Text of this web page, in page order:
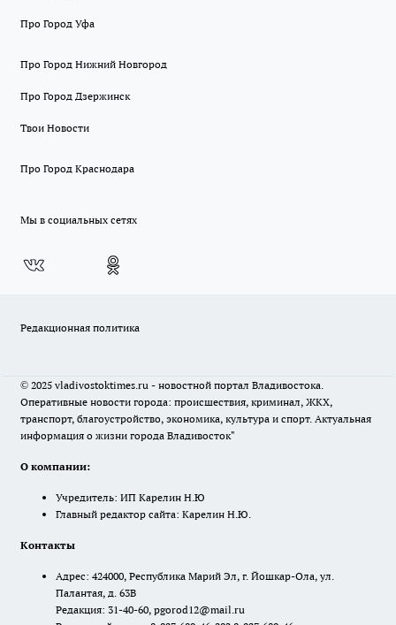
Про Город Уфа
Про Город Нижний Новгород
Про Город Дзержинск
Твои Новости
Про Город Краснодара
Мы в социальных сетях
Редакционная политика
© 2025 vladivostoktimes.ru - новостной портал Владивостока.
Оперативные новости города: происшествия, криминал, ЖКХ,
транспорт, благоустройство, экономика, культура и спорт. Актуальная
информация о жизни города Владивосток"
О компании:
Учредитель: ИП Карелин Н.Ю
Главный редактор сайта: Карелин Н.Ю.
Контакты
Адрес: 424000, Республика Марий Эл, г. Йошкар-Ола, ул.
Палантая, д. 63В
Редакция: 31-40-60, pgorod12@mail.ru